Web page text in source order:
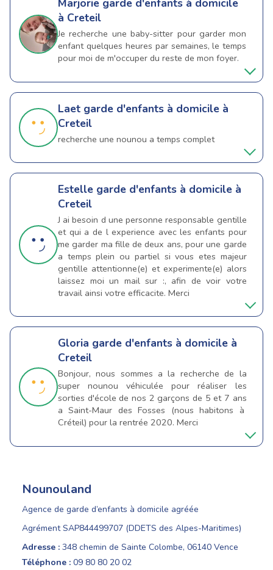
Marjorie garde d'enfants à domicile
à Creteil
Je recherche une baby-sitter pour garder mon
enfant quelques heures par semaines, le temps
pour moi de m'occuper du reste de mon foyer.
Laet garde d'enfants à domicile à
Creteil
recherche une nounou a temps complet
Estelle garde d'enfants à domicile à
Creteil
J ai besoin d une personne responsable gentille
et qui a de l experience avec les enfants pour
me garder ma fille de deux ans, pour une garde
a temps plein ou partiel si vous etes majeur
gentille attentionne(e) et experimente(e) alors
laissez moi un mail sur :, afin de voir votre
travail ainsi votre efficacite. Merci
Gloria garde d'enfants à domicile à
Creteil
Bonjour, nous sommes a la recherche de la
super nounou véhiculée pour réaliser les
sorties d'école de nos 2 garçons de 5 et 7 ans
a Saint-Maur des Fosses (nous habitons à
Créteil) pour la rentrée 2020. Merci
Nounouland
Agence de garde d’enfants à domicile agréée
Agrément SAP844499707 (DDETS des Alpes-Maritimes)
Adresse : 348 chemin de Sainte Colombe, 06140 Vence
Téléphone : 09 80 80 20 02